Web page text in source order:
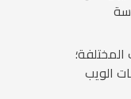
الويب